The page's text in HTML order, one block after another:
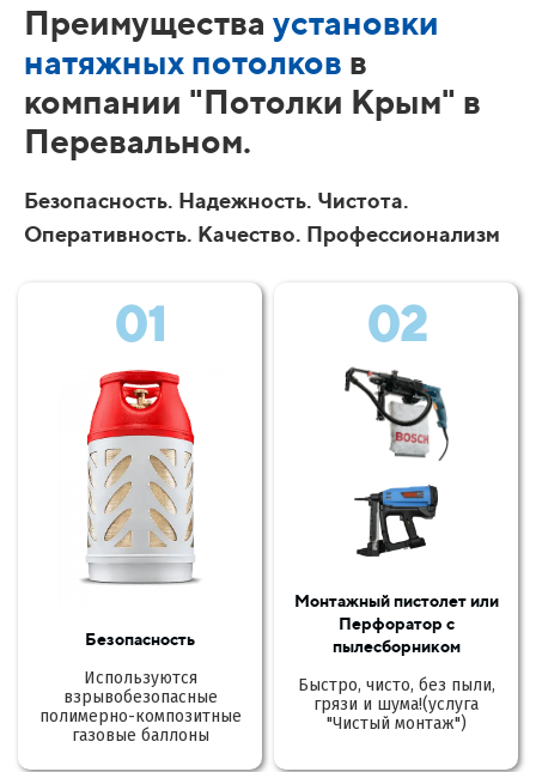
Преимущества установки
натяжных потолков в
компании "Потолки Крым" в
Перевальном.
Безопасность. Надежность. Чистота.
Оперативность. Качество. Профессионализм
01
Безопасность
Используются
взрывобезопасные
полимерно-композитные
газовые баллоны
02
Монтажный пистолет или
Перфоратор с
пылесборником
Быстро, чисто, без пыли,
грязи и шума!(услуга
"Чистый монтаж")